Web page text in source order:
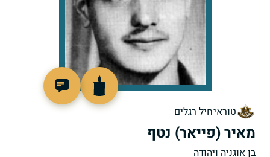
טוראיחיל רגלים
מאיר (פייאר) נטף
בן אוגניה ויהודה